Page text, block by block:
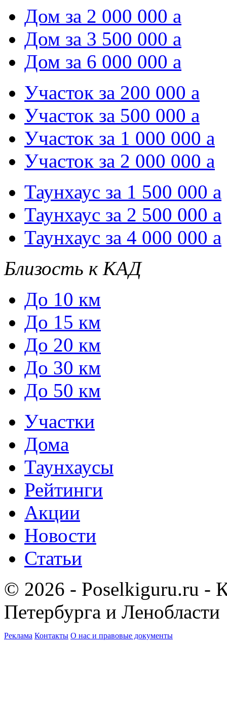
Дом за 2 000 000 a
Дом за 3 500 000 a
Дом за 6 000 000 a
Участок за 200 000 a
Участок за 500 000 a
Участок за 1 000 000 a
Участок за 2 000 000 a
Таунхаус за 1 500 000 a
Таунхаус за 2 500 000 a
Таунхаус за 4 000 000 a
Близость к КАД
До 10 км
До 15 км
До 20 км
До 30 км
До 50 км
Участки
Дома
Таунхаусы
Рейтинги
Акции
Новости
Статьи
© 2026 - Poselkiguru.ru -
Петербурга и Ленобласти
Реклама Контакты О нас и правовые документы